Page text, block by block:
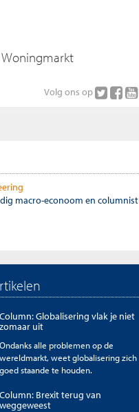
Woningmarkt
Volg ons op
macro-econoom en columnist
Column: Globalisering vlak je niet
zomaar uit
Ondanks alle problemen op de
wereldmarkt, weet globalisering zich
goed staande te houden.
Column: Brexit terug van
weggeweest